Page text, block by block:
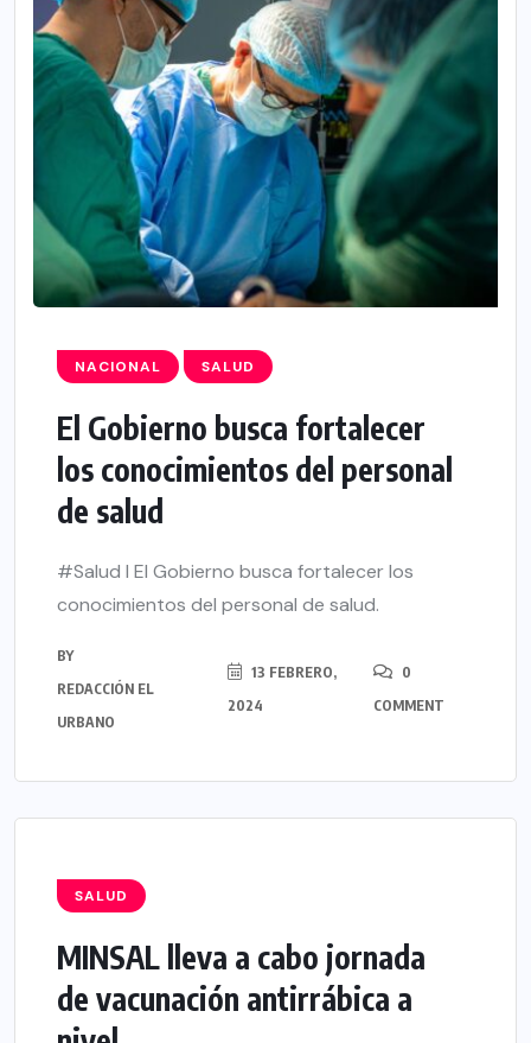
NACIONAL SALUD
El Gobierno busca fortalecer
los conocimientos del personal
de salud
#Salud I El Gobierno busca fortalecer los
conocimientos del personal de salud.
BY
REDACCIÓN EL
URBANO
13 FEBRERO,
2024
0
COMMENT
SALUD
MINSAL lleva a cabo jornada
de vacunación antirrábica a